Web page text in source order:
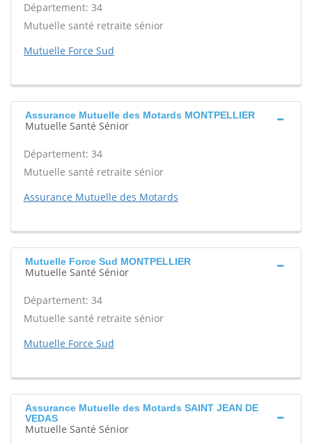
Département: 34
Mutuelle santé retraite sénior
Mutuelle Force Sud
Assurance Mutuelle des Motards MONTPELLIER
Mutuelle Santé Sénior
Département: 34
Mutuelle santé retraite sénior
Assurance Mutuelle des Motards
Mutuelle Force Sud MONTPELLIER
Mutuelle Santé Sénior
Département: 34
Mutuelle santé retraite sénior
Mutuelle Force Sud
Assurance Mutuelle des Motards SAINT JEAN DE
VEDAS
Mutuelle Santé Sénior